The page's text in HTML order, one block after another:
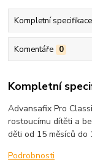
Kompletní specifikace
Komentáře 0
Kompletní
Advansafix Pro
rostoucímu dítěti a
děti od 15 měsíců do
Podrobnosti